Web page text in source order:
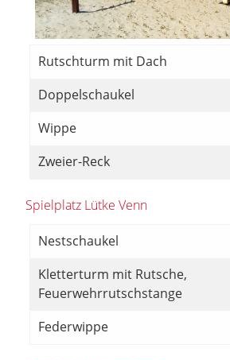
Rutschturm mit Dach
Doppelschaukel
Wippe
Zweier-Reck
Spielplatz Lütke Venn
Nestschaukel
Kletterturm mit Rutsche,
Feuerwehrrutschstange
Federwippe